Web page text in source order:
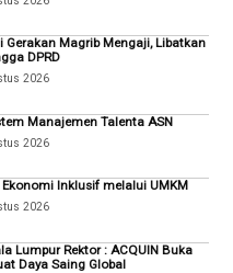
Magrib Mengaji, Libatkan
DPRD
2026
Manajemen Talenta ASN
2026
Inklusif melalui UMKM
2026
Lumpur Rektor : ACQUIN Buka
Daya Saing Global